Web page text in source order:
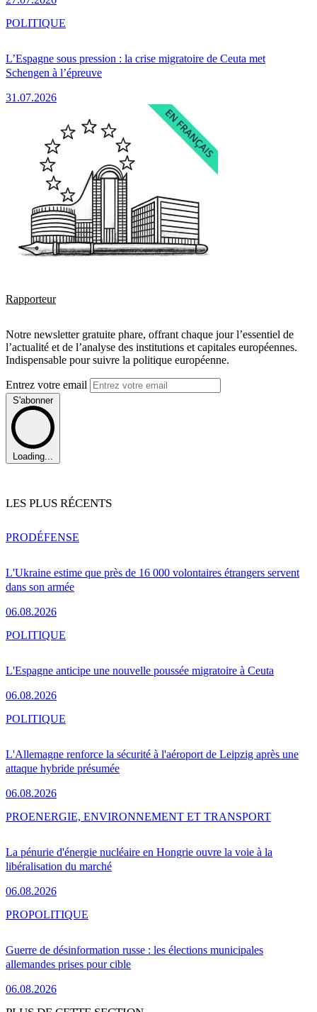
L’Espagne sous pression : la crise migratoire de Ceuta met
Schengen à l’épreuve
31.07.2026
POLITIQUE
Rapporteur
Notre newsletter gratuite phare, offrant chaque jour l’essentiel de
l’actualité et de l’analyse des institutions et capitales européennes.
Indispensable pour suivre la politique européenne.
Entrez votre email
S'abonner
Loading...
LES PLUS RÉCENTS
L'Ukraine estime que près de 16 000 volontaires étrangers servent
dans son armée
06.08.2026
PRODÉFENSE
L'Espagne anticipe une nouvelle poussée migratoire à Ceuta
06.08.2026
POLITIQUE
L'Allemagne renforce la sécurité à l'aéroport de Leipzig après une
attaque hybride présumée
06.08.2026
POLITIQUE
La pénurie d'énergie nucléaire en Hongrie ouvre la voie à la
libéralisation du marché
06.08.2026
PROENERGIE, ENVIRONNEMENT ET TRANSPORT
Guerre de désinformation russe : les élections municipales
allemandes prises pour cible
06.08.2026
PROPOLITIQUE